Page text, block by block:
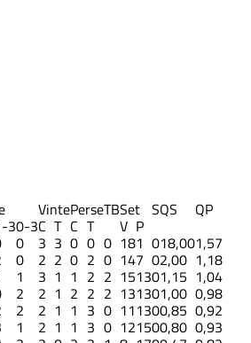
VintePerseTBSet SQS QP
30-3C T C T V P
0 3 3 0 0 0 181 018,001,57
0 2 2 0 2 0 147 02,00 1,18
1 3 1 1 2 2 151301,15 1,04
2 2 1 2 2 2 131301,00 0,98
2 2 1 1 3 0 111300,85 0,92
1 2 1 1 3 0 121500,80 0,93